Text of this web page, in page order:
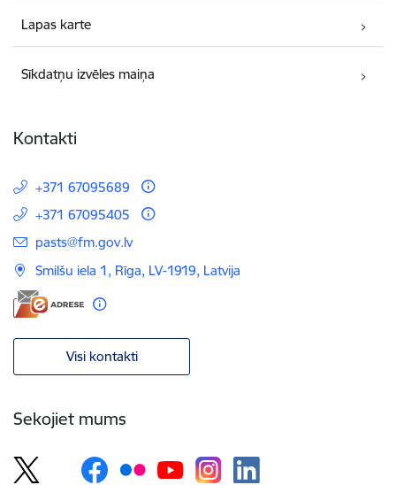
Lapas karte
Sīkdatņu izvēles maiņa
Kontakti
+371 67095689
+371 67095405
E-pasts:
pasts@fm.gov.lv
Smilšu iela 1, Rīga, LV-1919, Latvija
Visi kontakti
Sekojiet mums